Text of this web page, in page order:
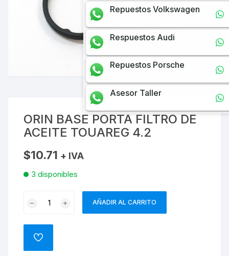
ORIN BASE PORTA FILTRO DE
ACEITE TOUAREG 4.2
$10.71 + IVA
3 disponibles
FILTRO
AÑADIR AL CARRITO
ADD
Repuestos Volkswagen
Respuestos Audi
Repuestos Porsche
Asesor Taller